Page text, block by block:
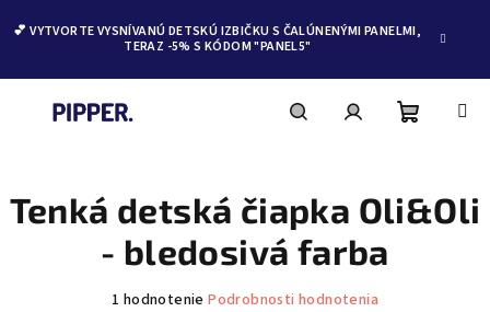
obsah
💕 VYTVORTE VYSNÍVANÚ DETSKÚ IZBIČKU S ČALÚNENÝMI PANELMI,
TERAZ -5% S KÓDOM "PANEL5"
košík
Tenká detská čiapka Oli&Oli
- bledosivá farba
1 hodnotenie Podrobnosti hodnotenia